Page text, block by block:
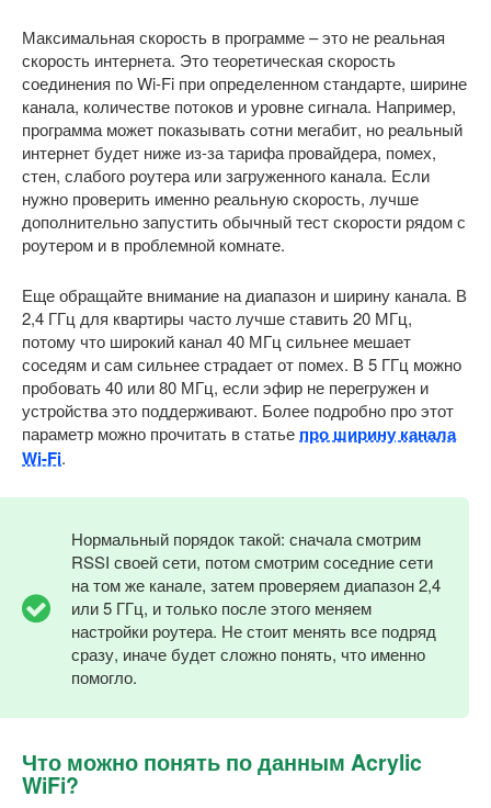
Максимальная скорость в программе – это не реальная
скорость интернета. Это теоретическая скорость
соединения по Wi-Fi при определенном стандарте, ширине
канала, количестве потоков и уровне сигнала. Например,
программа может показывать сотни мегабит, но реальный
интернет будет ниже из-за тарифа провайдера, помех,
стен, слабого роутера или загруженного канала. Если
нужно проверить именно реальную скорость, лучше
дополнительно запустить обычный тест скорости рядом с
роутером и в проблемной комнате.
Еще обращайте внимание на диапазон и ширину канала. В
2,4 ГГц для квартиры часто лучше ставить 20 МГц,
потому что широкий канал 40 МГц сильнее мешает
соседям и сам сильнее страдает от помех. В 5 ГГц можно
пробовать 40 или 80 МГц, если эфир не перегружен и
устройства это поддерживают. Более подробно про этот
параметр можно прочитать в статьепро ширину канала
Wi-Fi.
Нормальный порядок такой: сначала смотрим
RSSI своей сети, потом смотрим соседние сети
на том же канале, затем проверяем диапазон 2,4
или 5 ГГц, и только после этого меняем
настройки роутера. Не стоит менять все подряд
сразу, иначе будет сложно понять, что именно
помогло.
Что можно понять по данным Acrylic
WiFi?